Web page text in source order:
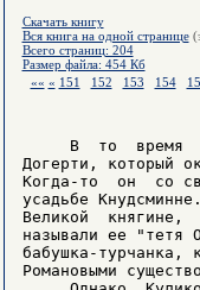
Скачать книгу
Вся книга на одной странице
Всего страниц: 204
Размер файла: 454 Кб
«« « 151 152 153 154
В  то  время
Догерти, который
Когда-то  он  со
усадьбе
Великой  княгине,
называли ее "тетя
бабушка-турчанка,
Романовыми